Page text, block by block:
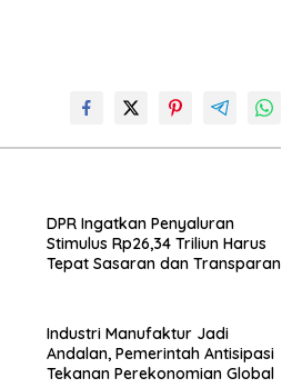
DPR Ingatkan Penyaluran
Stimulus Rp26,34 Triliun Harus
Tepat Sasaran dan Transparan
Industri Manufaktur Jadi
Andalan, Pemerintah Antisipasi
Tekanan Perekonomian Global